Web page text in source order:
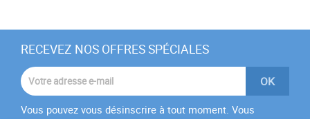
RECEVEZ NOS OFFRES SPÉCIALES
Vous pouvez vous désinscrire à tout moment. Vous